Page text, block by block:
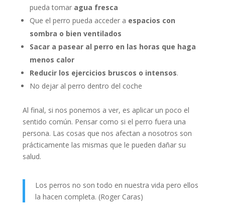
pueda tomar agua fresca
Que el perro pueda acceder a espacios con
sombra o bien ventilados
Sacar a pasear al perro en las horas que haga
menos calor
Reducir los ejercicios bruscos o intensos.
No dejar al perro dentro del coche
Al final, si nos ponemos a ver, es aplicar un poco el
sentido común. Pensar como si el perro fuera una
persona. Las cosas que nos afectan a nosotros son
prácticamente las mismas que le pueden dañar su
salud.
Los perros no son todo en nuestra vida pero ellos
la hacen completa. (Roger Caras)